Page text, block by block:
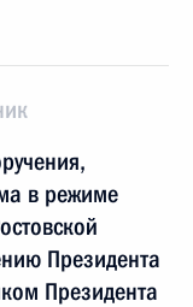
в режиме
Президента
Президента